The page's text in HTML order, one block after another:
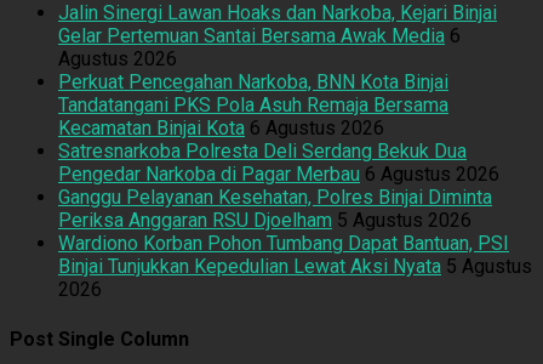
Jalin Sinergi Lawan Hoaks dan Narkoba, Kejari Binjai
Gelar Pertemuan Santai Bersama Awak Media 6
Agustus 2026
Perkuat Pencegahan Narkoba, BNN Kota Binjai
Tandatangani PKS Pola Asuh Remaja Bersama
Kecamatan Binjai Kota 6 Agustus 2026
Satresnarkoba Polresta Deli Serdang Bekuk Dua
Pengedar Narkoba di Pagar Merbau 6 Agustus 2026
Ganggu Pelayanan Kesehatan, Polres Binjai Diminta
Periksa Anggaran RSU Djoelham 5 Agustus 2026
Wardiono Korban Pohon Tumbang Dapat Bantuan, PSI
Binjai Tunjukkan Kepedulian Lewat Aksi Nyata 5 Agustus
2026
Post Single Column